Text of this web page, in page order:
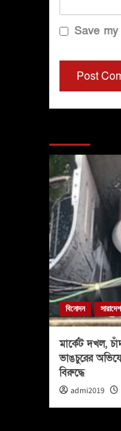
Save
বিনোদন সারাদেশ
মার্কেট দখল,
ভাঙচুরের
বিরুদ্ধে
admi2019